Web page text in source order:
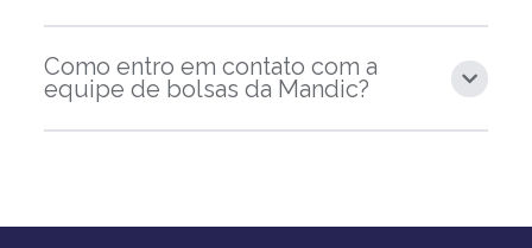
Como entro em contato com a
equipe de bolsas da Mandic?